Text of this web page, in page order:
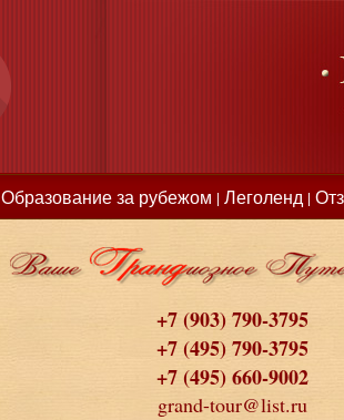
Образование за рубежом | Леголенд|
+7 (903) 790-3795
+7 (495) 790-3795
+7 (495) 660-9002
grand-tour@list.ru